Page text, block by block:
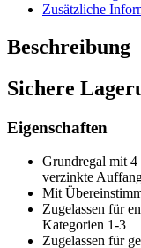
Zusätzliche
Beschreibung
Sichere
Eigenschaften
Grundregal mit 4
verzinkte
Mit
Zugelassen für
Kategorien 1-3
Zugelassen für